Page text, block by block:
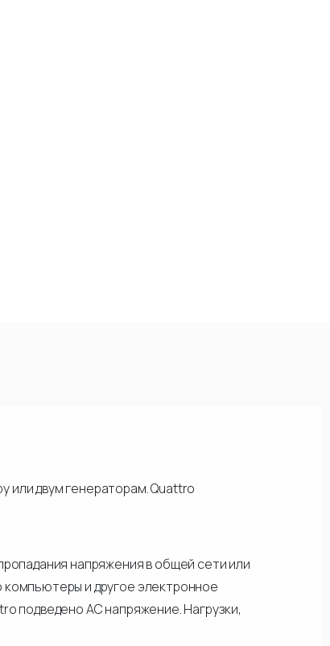
или двум генераторам. Quattro
напряжения в общей сети или
и другое электронное
подведено АС напряжение. Нагрузки,